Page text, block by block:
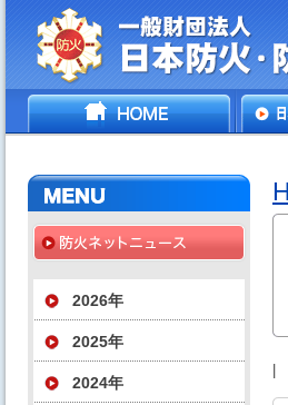
一般財団法人
HOME
2026年
2025年
2024年